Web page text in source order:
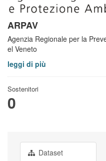
ARPAV
Agenzia Regionale per la
el Veneto
leggi di più
Sostenitori
0
Dataset